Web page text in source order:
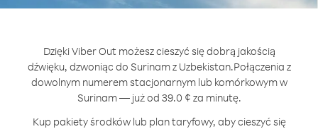
Dzięki Viber Out możesz cieszyć się dobrą jakością
dźwięku, dzwoniąc do Surinam z Uzbekistan.Połączenia z
dowolnym numerem stacjonarnym lub komórkowym w
Surinam — już od 39.0 ¢ za minutę.
Kup pakiety środków lub plan taryfowy, aby cieszyć się